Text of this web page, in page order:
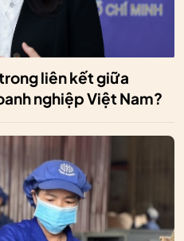
liên kết giữa
nghiệp Việt Nam?